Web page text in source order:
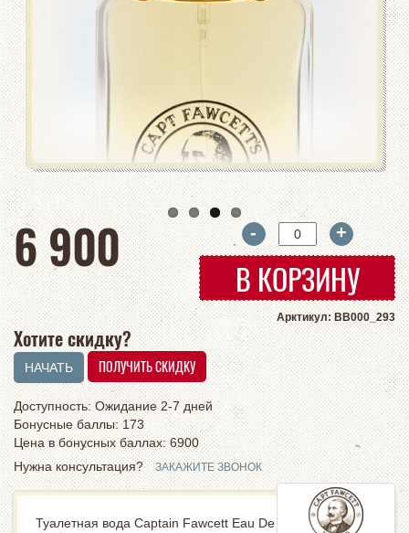
6 900руб - +
В КОРЗИНУ
Арктикул: BB000_293
Хотите скидку?
Доступность: Ожидание 2-7 дней
Бонусные баллы: 173
Цена в бонусных баллах: 6900
Нужна консультация?
ЗАКАЖИТЕ ЗВОНОК
Туалетная вода Captain Fawcett Eau De